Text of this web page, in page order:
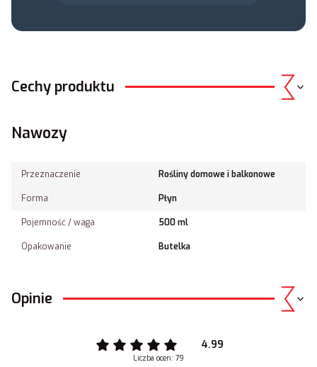
Cechy produktu
Nawozy
Przeznaczenie Rośliny domowe i balkonowe
Forma Płyn
Pojemność / waga 500 ml
Opakowanie Butelka
Opinie
4.99
Liczba ocen: 79